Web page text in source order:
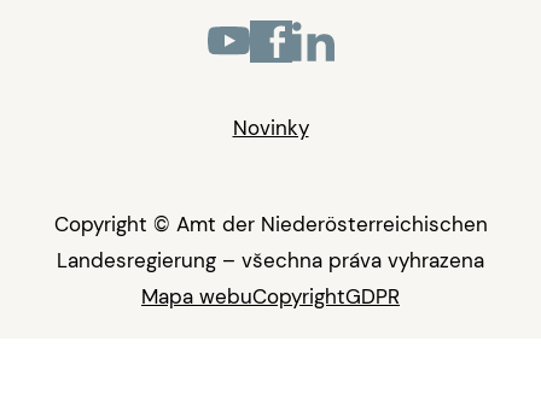
Novinky
Copyright © Amt der Niederösterreichischen
Landesregierung – všechna práva vyhrazena
Mapa webuCopyrightGDPR